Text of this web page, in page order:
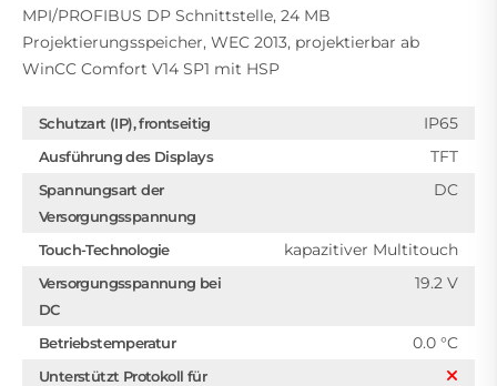
MPI/PROFIBUS DP Schnittstelle, 24 MB
Projektierungsspeicher, WEC 2013, projektierbar ab
WinCC Comfort V14 SP1 mit HSP
Schutzart (IP), frontseitig IP65
Ausführung des Displays TFT
Spannungsart der
Versorgungsspannung
DC
Touch-Technologie kapazitiver Multitouch
Versorgungsspannung bei
DC
19.2 V
Betriebstemperatur 0.0 °C
Unterstützt Protokoll für